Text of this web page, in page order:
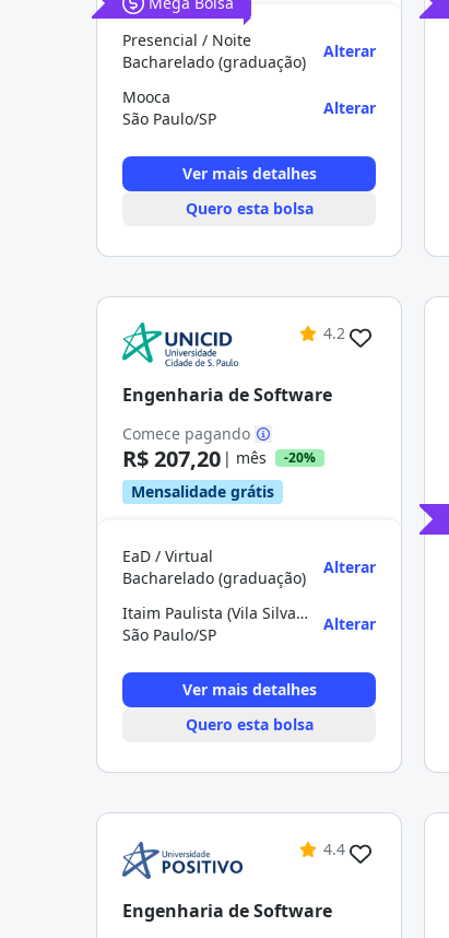
Presencial / Noite
Bacharelado (graduação)
Alterar
Mooca
São Paulo/SP
Alterar
Ver mais detalhes
Quero esta bolsa
4.2
Engenharia de Software
Comece pagando
R$ 207,20 | mês -20%
Mensalidade grátis
EaD / Virtual
Bacharelado (graduação)
Alterar
Itaim Paulista (Vila Silva Teles)
São Paulo/SP
Alterar
Ver mais detalhes
Quero esta bolsa
4.4
Engenharia de Software